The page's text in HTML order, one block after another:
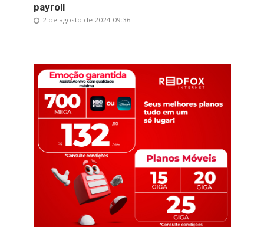
payroll
2 de agosto de 2024 09:36